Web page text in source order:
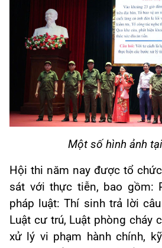
Một số hình ảnh
Hội thi năm nay được tổ
sát với thực tiễn, bao gồm:
pháp luật: Thí sinh trả lời
Luật cư trú, Luật phòng cháy
xử lý vi phạm hành chính,